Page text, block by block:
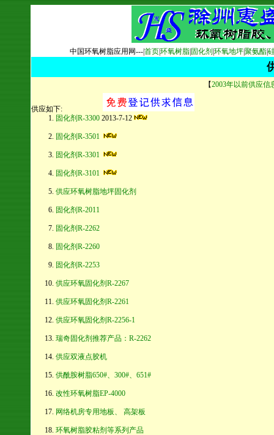
中国环氧树脂应用网---|首页环氧树脂 固化剂 环氧地坪聚氨酯
【2003年以前供应信
供应如下:
固化剂R-3300 2013-7-12
固化剂R-3501
固化剂R-3301
固化剂R-3101
供应环氧树脂地坪固化剂
固化剂R-2011
固化剂R-2262
固化剂R-2260
固化剂R-2253
供应环氧固化剂R-2267
供应环氧固化剂R-2261
供应环氧固化剂R-2256-1
瑞奇固化剂推荐产品：R-2262
供应双液点胶机
供酰胺树脂650#、300#、651#
改性环氧树脂EP-4000
网络机房专用地板、 高架板
环氧树脂胶粘剂等系列产品